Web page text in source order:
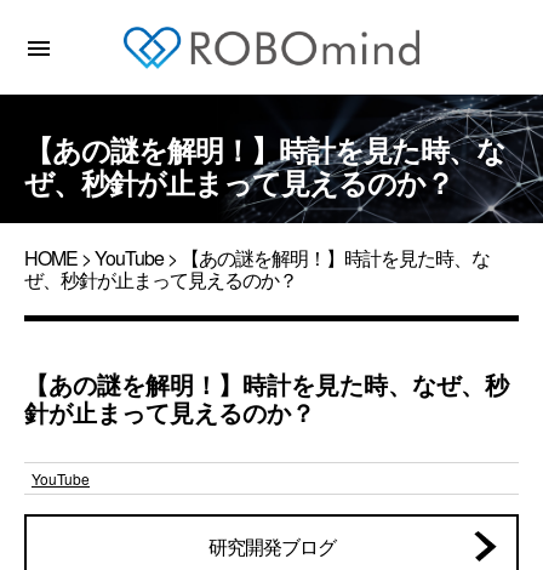
menu
【あの謎を解明！】時計を見た時、な
ぜ、秒針が止まって見えるのか？
HOME>YouTube> 【あの謎を解明！】時計を見た時、な
ぜ、秒針が止まって見えるのか？
【あの謎を解明！】時計を見た時、なぜ、秒
針が止まって見えるのか？
YouTube
研究開発ブログ